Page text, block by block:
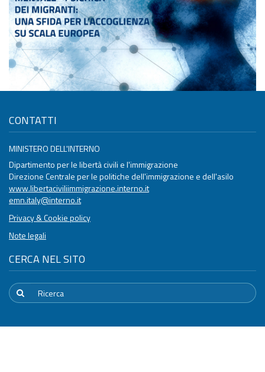
CONTATTI
MINISTERO DELL'INTERNO
Dipartimento per le libertà civili e l'immigrazione
Direzione Centrale per le politiche dell'immigrazione e dell'asilo
www.libertaciviliimmigrazione.interno.it
emn.italy@interno.it
Privacy & Cookie policy
Note legali
CERCA NEL SITO